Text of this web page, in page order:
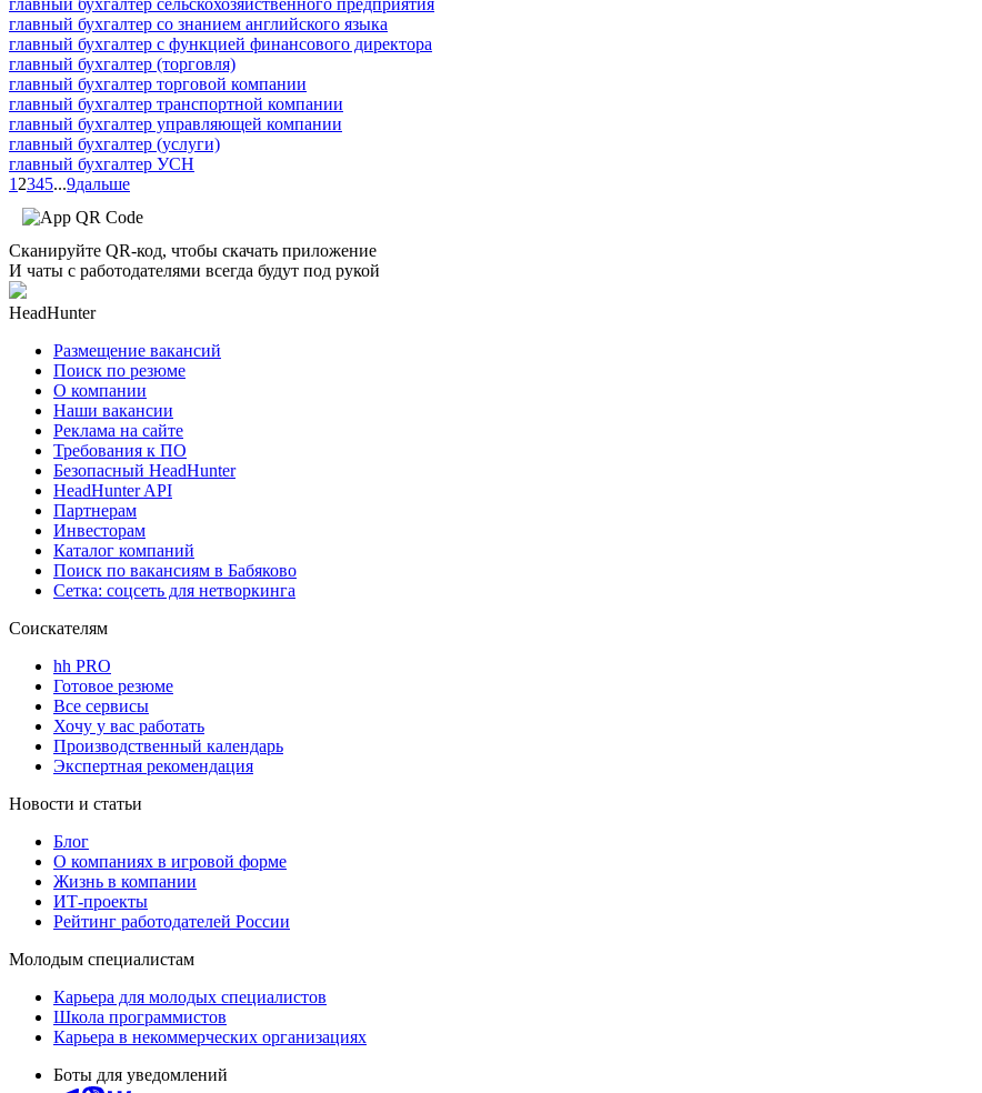
главный бухгалтер со знанием английского языка
главный бухгалтер с функцией финансового директора
главный бухгалтер (торговля)
главный бухгалтер торговой компании
главный бухгалтер транспортной компании
главный бухгалтер управляющей компании
главный бухгалтер (услуги)
главный бухгалтер УСН
1 2345...9дальше
Сканируйте QR-код, чтобы скачать приложение
И чаты с работодателями всегда будут под рукой
HeadHunter
Размещение вакансий
Поиск по резюме
О компании
Наши вакансии
Реклама на сайте
Требования к ПО
Безопасный HeadHunter
HeadHunter API
Партнерам
Инвесторам
Каталог компаний
Поиск по вакансиям в Бабяково
Сетка: соцсеть для нетворкинга
Соискателям
hh PRO
Готовое резюме
Все сервисы
Хочу у вас работать
Производственный календарь
Экспертная рекомендация
Новости и статьи
Блог
О компаниях в игровой форме
Жизнь в компании
ИТ-проекты
Рейтинг работодателей России
Молодым специалистам
Карьера для молодых специалистов
Школа программистов
Карьера в некоммерческих организациях
Боты для уведомлений